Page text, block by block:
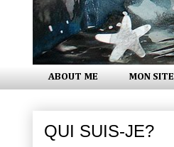
ABOUT ME MON SITE
QUI SUIS-JE?